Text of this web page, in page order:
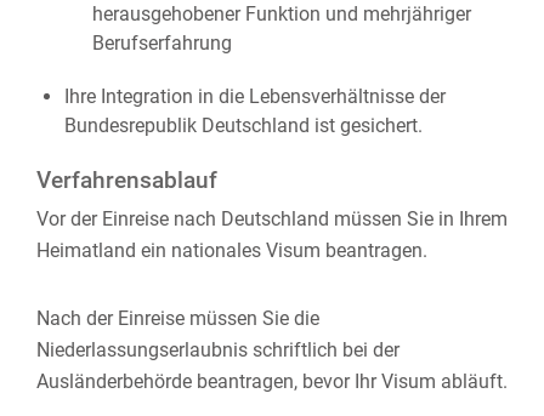
herausgehobener Funktion und mehrjähriger
Berufserfahrung
Ihre Integration in die Lebensverhältnisse der
Bundesrepublik Deutschland ist gesichert.
Verfahrensablauf
Vor der Einreise nach Deutschland müssen Sie in Ihrem
Heimatland ein nationales Visum beantragen.
Nach der Einreise müssen Sie die
Niederlassungserlaubnis schriftlich bei der
Ausländerbehörde beantragen, bevor Ihr Visum abläuft.